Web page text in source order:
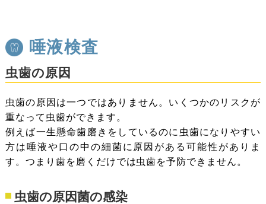
唾液検査
虫歯の原因
虫歯の原因は一つではありません。いくつかのリスクが
重なって虫歯ができます。
例えば一生懸命歯磨きをしているのに虫歯になりやすい
方は唾液や口の中の細菌に原因がある可能性がありま
す。つまり歯を磨くだけでは虫歯を予防できません。
虫歯の原因菌の感染